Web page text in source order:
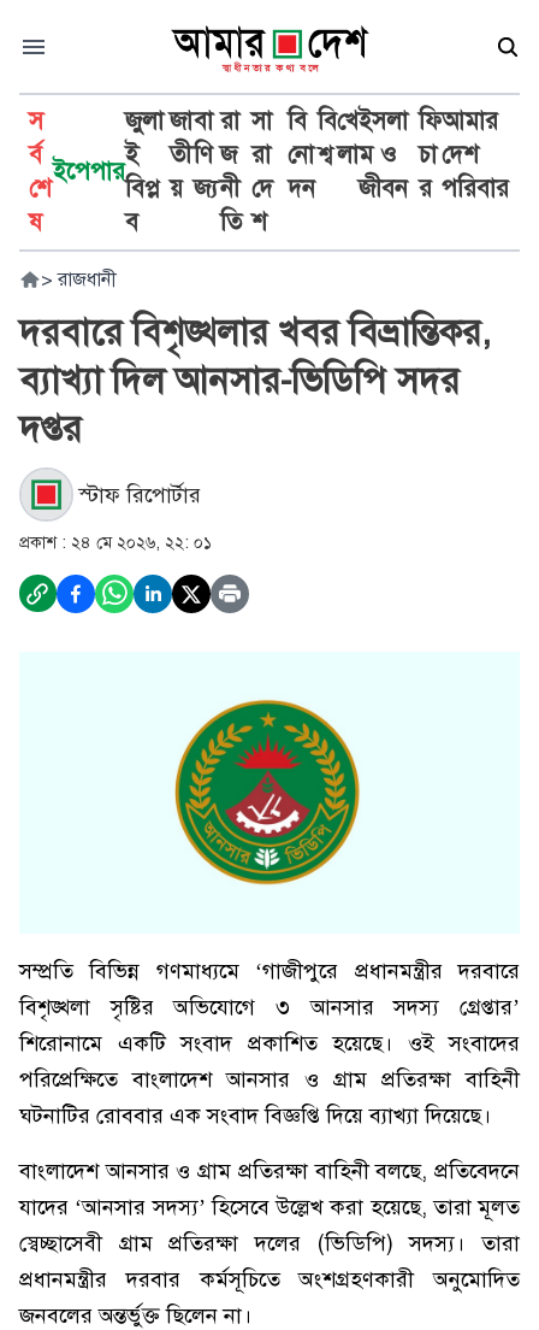
স
র্ব
শে
ষ
ইপেপার
জুলা
ই
বিপ্ল
ব
জা
তী
য়
বা
ণি
জ্য
রা
জ
নী
তি
সা
রা
দে
শ
বি
নো
দন
বি
শ্ব
খে
লা
ইসলা
ম ও
জীবন
ফি
চা
র
আমার
দেশ
পরিবার
> রাজধানী
দরবারে বিশৃঙ্খলার খবর বিভ্রান্তিকর,
ব্যাখ্যা দিল আনসার-ভিডিপি সদর
দপ্তর
স্টাফ রিপোর্টার
প্রকাশ : ২৪ মে ২০২৬, ২২: ০১
সম্প্রতি বিভিন্ন গণমাধ্যমে ‘গাজীপুরে প্রধানমন্ত্রীর দরবারে
বিশৃঙ্খলা সৃষ্টির অভিযোগে ৩ আনসার সদস্য গ্রেপ্তার’
শিরোনামে একটি সংবাদ প্রকাশিত হয়েছে। ওই সংবাদের
পরিপ্রেক্ষিতে বাংলাদেশ আনসার ও গ্রাম প্রতিরক্ষা বাহিনী
ঘটনাটির রোববার এক সংবাদ বিজ্ঞপ্তি দিয়ে ব্যাখ্যা দিয়েছে।
বাংলাদেশ আনসার ও গ্রাম প্রতিরক্ষা বাহিনী বলছে, প্রতিবেদনে
যাদের ‘আনসার সদস্য’ হিসেবে উল্লেখ করা হয়েছে, তারা মূলত
স্বেচ্ছাসেবী গ্রাম প্রতিরক্ষা দলের (ভিডিপি) সদস্য। তারা
প্রধানমন্ত্রীর দরবার কর্মসূচিতে অংশগ্রহণকারী অনুমোদিত
জনবলের অন্তর্ভুক্ত ছিলেন না।